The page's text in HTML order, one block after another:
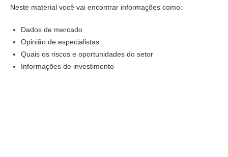
Neste material você vai encontrar informações como:
Dados de mercado
Opinião de especialistas
Quais os riscos e oportunidades do setor
Informações de investimento